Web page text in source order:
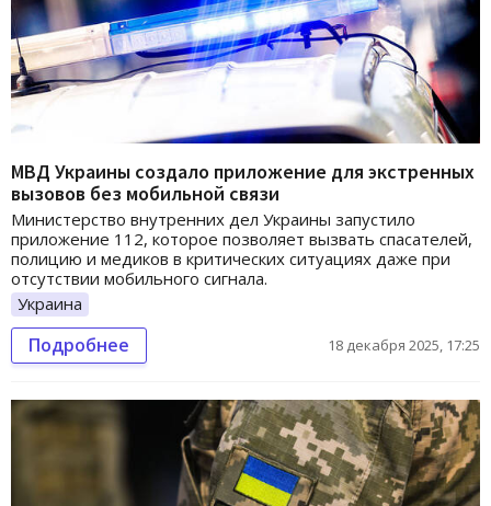
МВД Украины создало приложение для экстренных
вызовов без мобильной связи
Министерство внутренних дел Украины запустило
приложение 112, которое позволяет вызвать спасателей,
полицию и медиков в критических ситуациях даже при
отсутствии мобильного сигнала.
Украина
Подробнее 18 декабря 2025, 17:25